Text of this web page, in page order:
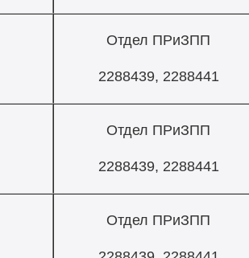
Отдел ПРиЗПП
2288439, 2288441
Отдел ПРиЗПП
2288439, 2288441
Отдел ПРиЗПП